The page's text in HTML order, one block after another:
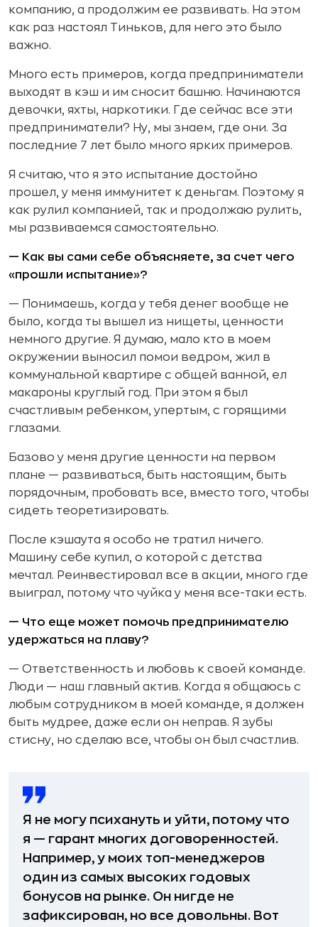
компанию, а продолжим ее развивать. На этом
как раз настоял Тиньков, для него это было
важно.
Много есть примеров, когда предприниматели
выходят в кэш и им сносит башню. Начинаются
девочки, яхты, наркотики. Где сейчас все эти
предприниматели? Ну, мы знаем, где они. За
последние 7 лет было много ярких примеров.
Я считаю, что я это испытание достойно
прошел, у меня иммунитет к деньгам. Поэтому я
как рулил компанией, так и продолжаю рулить,
мы развиваемся самостоятельно.
— Как вы сами себе объясняете, за счет чего
«прошли испытание»?
— Понимаешь, когда у тебя денег вообще не
было, когда ты вышел из нищеты, ценности
немного другие. Я думаю, мало кто в моем
окружении выносил помои ведром, жил в
коммунальной квартире с общей ванной, ел
макароны круглый год. При этом я был
счастливым ребенком, упертым, с горящими
глазами.
Базово у меня другие ценности на первом
плане — развиваться, быть настоящим, быть
порядочным, пробовать все, вместо того, чтобы
сидеть теоретизировать.
После кэшаута я особо не тратил ничего.
Машину себе купил, о которой с детства
мечтал. Реинвестировал все в акции, много где
выиграл, потому что чуйка у меня все-таки есть.
— Что еще может помочь предпринимателю
удержаться на плаву?
— Ответственность и любовь к своей команде.
Люди — наш главный актив. Когда я общаюсь с
любым сотрудником в моей команде, я должен
быть мудрее, даже если он неправ. Я зубы
стисну, но сделаю все, чтобы он был счастлив.
Я не могу психануть и уйти, потому что
я — гарант многих договоренностей.
Например, у моих топ-менеджеров
один из самых высоких годовых
бонусов на рынке. Он нигде не
зафиксирован, но все довольны. Вот